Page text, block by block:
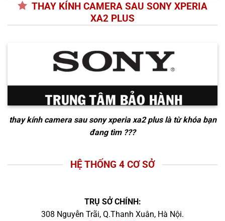
THAY KÍNH CAMERA SAU SONY XPERIA
XA2 PLUS
thay kính camera sau sony xperia xa2 pluslà từ khóa bạn
đang tìm ???
HỆ THỐNG 4 CƠ SỞ
TRỤ SỞ CHÍNH:
308 Nguyễn Trãi, Q.Thanh Xuân, Hà Nội.